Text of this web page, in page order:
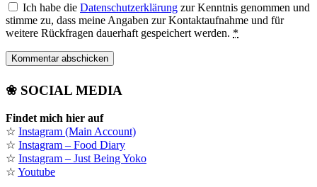
Ich habe die Datenschutzerklärung zur Kenntnis genommen und
stimme zu, dass meine Angaben zur Kontaktaufnahme und für
weitere Rückfragen dauerhaft gespeichert werden. *
❀ SOCIAL MEDIA
Findet mich hier auf
☆ Instagram (Main Account)
☆ Instagram – Food Diary
☆ Instagram – Just Being Yoko
☆ Youtube